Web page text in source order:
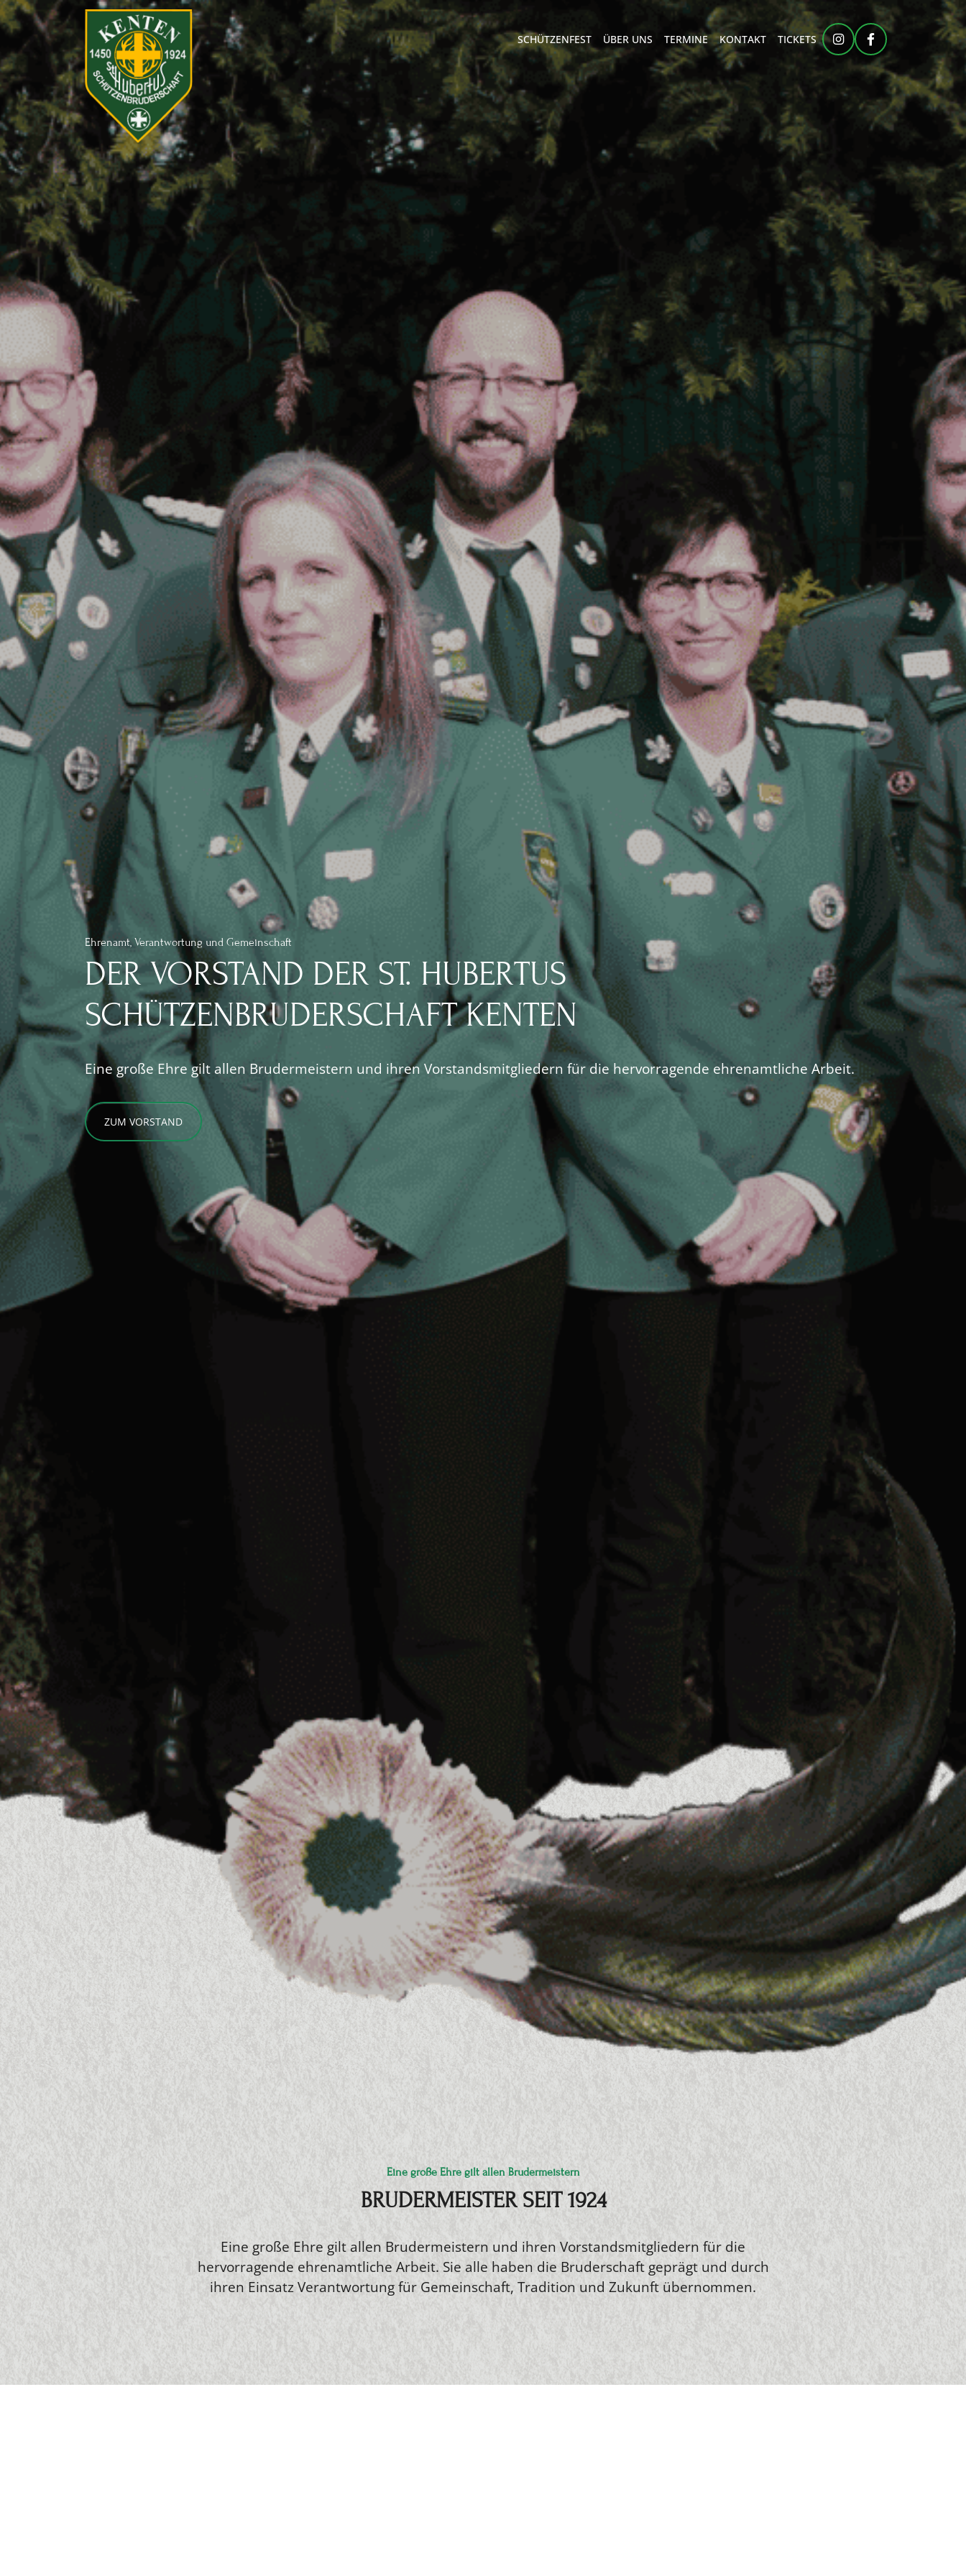
SCHÜTZENFEST ÜBER UNS TERMINE KONTAKT TICKETS
Ehrenamt, Verantwortung und Gemeinschaft
DER VORSTAND DER ST. HUBERTUS
SCHÜTZENBRUDERSCHAFT KENTEN
Eine große Ehre gilt allen Brudermeistern und ihren Vorstandsmitgliedern für die hervorragende ehrenamtliche Arbeit.
ZUM VORSTAND
Eine große Ehre gilt allen Brudermeistern
BRUDERMEISTER SEIT 1924
Eine große Ehre gilt allen Brudermeistern und ihren Vorstandsmitgliedern für die
hervorragende ehrenamtliche Arbeit. Sie alle haben die Bruderschaft geprägt und durch
ihren Einsatz Verantwortung für Gemeinschaft, Tradition und Zukunft übernommen.